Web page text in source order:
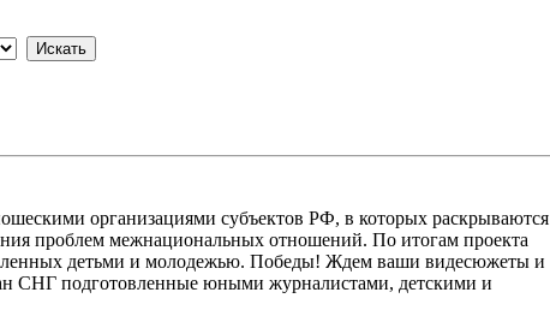
организациями субъектов РФ, в которых раскрываются
проблем межнациональных отношений. По итогам проекта
детьми и молодежью. Победы! Ждем ваши видесюжеты и
СНГ подготовленные юными журналистами, детскими и